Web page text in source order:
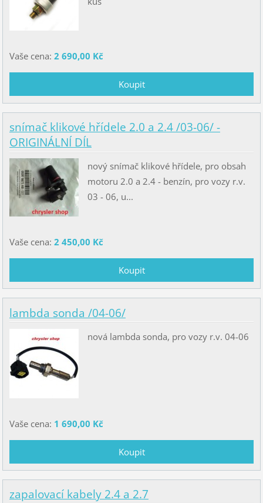
Vaše cena: 2 690,00 Kč
snímač klikové hřídele 2.0 a 2.4 /03-06/ -
ORIGINÁLNÍ DÍL
nový snímač klikové hřídele, pro obsah
motoru 2.0 a 2.4 - benzín, pro vozy r.v.
03 - 06, u...
Vaše cena: 2 450,00 Kč
lambda sonda /04-06/
nová lambda sonda, pro vozy r.v. 04-06
Vaše cena: 1 690,00 Kč
zapalovací kabely 2.4 a 2.7